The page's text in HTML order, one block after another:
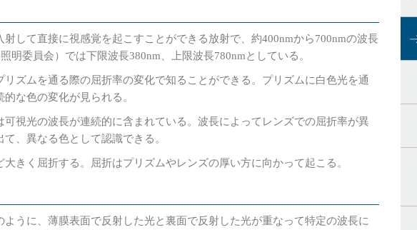
射して直接に視感覚を起こすことができる放射で、約400nmから700nmの波長
明委員会）では下限波長380nm、上限波長780nmとしている。
リズムを通る際の屈折率の変化で知ることができる。プリズムに白色光を通
な色の変化が見られる。
可視光の波長が連続的に含まれている。波長によってレンズでの屈折率が異
、異なる色として認識できる。
きく屈折する。屈折はプリズムやレンズの厚い方に向かって起こる。
ように、薄膜表面で反射した光と裏面で反射した光が重なって特定の波長に